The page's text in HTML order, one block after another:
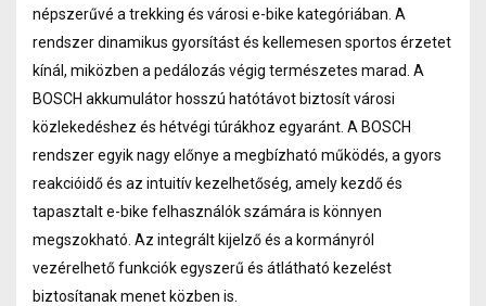
népszerűvé a trekking és városi e-bike kategóriában. A
rendszer dinamikus gyorsítást és kellemesen sportos érzetet
kínál, miközben a pedálozás végig természetes marad. A
BOSCH akkumulátor hosszú hatótávot biztosít városi
közlekedéshez és hétvégi túrákhoz egyaránt. A BOSCH
rendszer egyik nagy előnye a megbízható működés, a gyors
reakcióidő és az intuitív kezelhetőség, amely kezdő és
tapasztalt e-bike felhasználók számára is könnyen
megszokható. Az integrált kijelző és a kormányról
vezérelhető funkciók egyszerű és átlátható kezelést
biztosítanak menet közben is.